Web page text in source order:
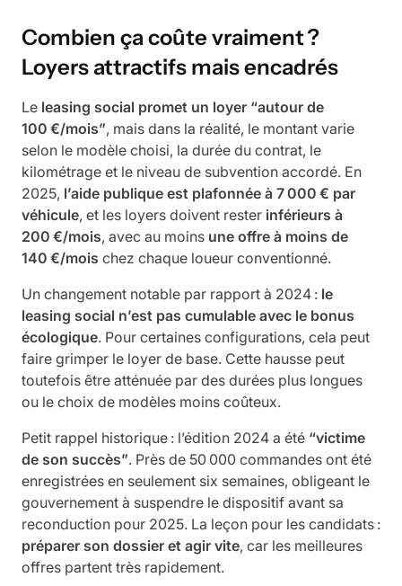
Combien ça coûte vraiment ?
Loyers attractifs mais encadrés
Le leasing social promet un loyer “autour de
100 €/mois”, mais dans la réalité, le montant varie
selon le modèle choisi, la durée du contrat, le
kilométrage et le niveau de subvention accordé. En
2025, l’aide publique est plafonnée à 7 000 € par
véhicule, et les loyers doivent rester inférieurs à
200 €/mois, avec au moins une offre à moins de
140 €/mois chez chaque loueur conventionné.
Un changement notable par rapport à 2024 : le
leasing social n’est pas cumulable avec le bonus
écologique. Pour certaines configurations, cela peut
faire grimper le loyer de base. Cette hausse peut
toutefois être atténuée par des durées plus longues
ou le choix de modèles moins coûteux.
Petit rappel historique : l’édition 2024 a été “victime
de son succès”. Près de 50 000 commandes ont été
enregistrées en seulement six semaines, obligeant le
gouvernement à suspendre le dispositif avant sa
reconduction pour 2025. La leçon pour les candidats :
préparer son dossier et agir vite, car les meilleures
offres partent très rapidement.